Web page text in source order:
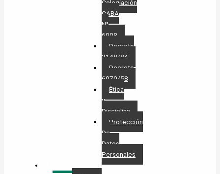
Colegiación
CABA
N°
6908
Decreto
2148/84
Decreto
6070/58
Ética
y
Disciplina
Protección
De
Datos
Personales​